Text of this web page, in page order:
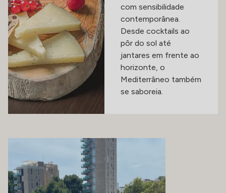
com sensibilidade
contemporânea.
Desde cocktails ao
pôr do sol até
jantares em frente ao
horizonte, o
Mediterrâneo também
se saboreia.